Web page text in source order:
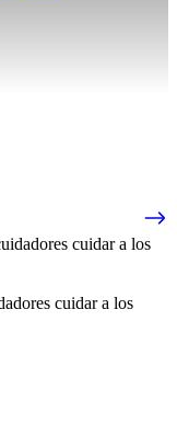
cuidar a los